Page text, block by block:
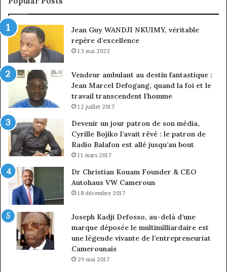
Jean Guy WANDJI NKUIMY, véritable
repère d’excellence
13 mai 2022
Vendeur ambulant au destin fantastique :
Jean Marcel Defogang, quand la foi et le
travail transcendent l’homme
12 juillet 2017
Devenir un jour patron de son média,
Cyrille Bojiko l’avait rêvé : le patron de
Radio Balafon est allé jusqu’au bout
11 mars 2017
Dr Christian Kouam Founder & CEO
Autohaus VW Cameroun
18 décembre 2017
Joseph Kadji Defosso, au-delà d’une
marque déposée le multimilliardaire est
une légende vivante de l’entrepreneuriat
Camerounais
29 mai 2017